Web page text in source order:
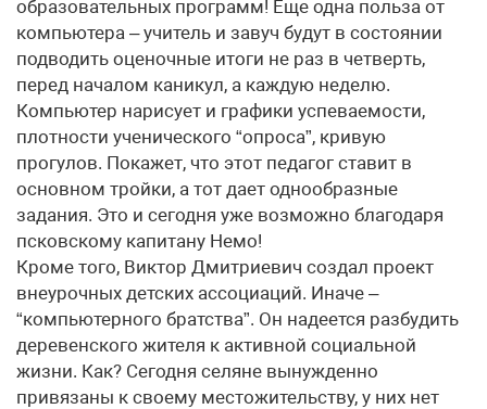
образовательных программ! Еще одна польза от
компьютера – учитель и завуч будут в состоянии
подводить оценочные итоги не раз в четверть,
перед началом каникул, а каждую неделю.
Компьютер нарисует и графики успеваемости,
плотности ученического “опроса”, кривую
прогулов. Покажет, что этот педагог ставит в
основном тройки, а тот дает однообразные
задания. Это и сегодня уже возможно благодаря
псковскому капитану Немо!
Кроме того, Виктор Дмитриевич создал проект
внеурочных детских ассоциаций. Иначе –
“компьютерного братства”. Он надеется разбудить
деревенского жителя к активной социальной
жизни. Как? Сегодня селяне вынужденно
привязаны к своему местожительству, у них нет